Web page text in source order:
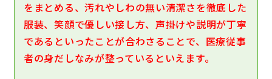
をまとめる、汚れやしわの無い清潔さを徹底した
服装、笑顔で優しい接し方、声掛けや説明が丁寧
であるといったことが合わさることで、医療従事
者の身だしなみが整っているといえます。